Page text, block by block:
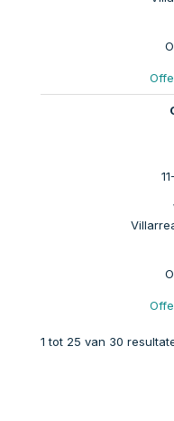
1 tot 25 van 30